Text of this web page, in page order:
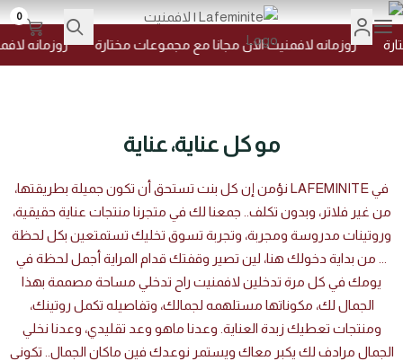
Lafeminite | لافمنيت
0
روزمانه لافمنيت الان مجانا مع مجموعات مختارة روزمانه
مو كل عناية، عناية
في LAFEMINITE نؤمن إن كل بنت تستحق أن تكون جميلة بطريقتها،
من غير فلاتر، وبدون تكلف.. جمعنا لك في متجرنا منتجات عناية حقيقية،
وروتينات مدروسة ومجربة، وتجربة تسوق تخليك تستمتعين بكل لحظة
... من بداية دخولك هنا، لين تصير وقفتك قدام المراية أجمل لحظة في
يومك في كل مرة تدخلين لافمنيت راح تدخلي مساحة مصممة بهذا
الجمال لك، مكوناتها مستلهمه لجمالك، وتفاصيله تكمل روتينك،
ومنتجات تعطيك زبدة العناية. وعدنا ماهو وعد تقليدي، وعدنا نخلي
الجمال مرادف لك يكبر معاك ويستمر نوعدك فين ماكان الجمال.. تكوني